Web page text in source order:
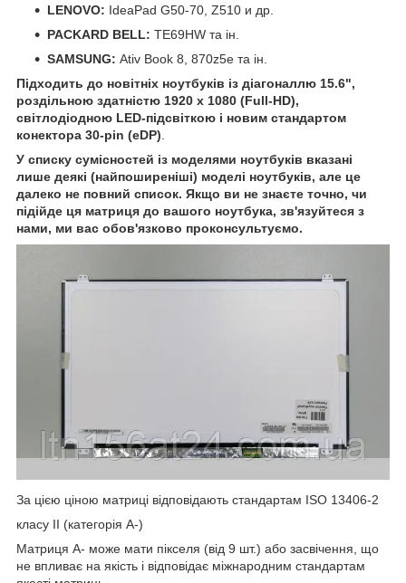
LENOVO: IdeaPad G50-70, Z510 и др.
PACKARD BELL: TE69HW та ін.
SAMSUNG: Ativ Book 8, 870z5e та ін.
Підходить до новітніх ноутбуків із діагоналлю 15.6",
роздільною здатністю 1920 x 1080 (Full-HD),
світлодіодною LED-підсвіткою і новим стандартом
конектора 30-pin (eDP).
У списку сумісностей із моделями ноутбуків вказані
лише деякі (найпоширеніші) моделі ноутбуків, але це
далеко не повний список. Якщо ви не знаєте точно, чи
підійде ця матриця до вашого ноутбука, зв'язуйтеся з
нами, ми вас обов'язково проконсультуємо.
За цією ціною матриці відповідають стандартам ISO 13406-2
класу II (категорія А-)
Матриця А- може мати пікселя (від 9 шт.) або засвічення, що
не впливає на якість і відповідає міжнародним стандартам